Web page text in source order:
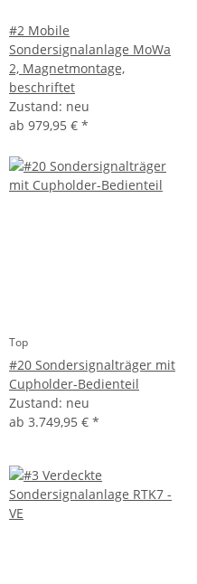
#2 Mobile
Sondersignalanlage MoWa
2, Magnetmontage,
beschriftet
Zustand: neu
ab 979,95 € *
Top
#20 Sondersignalträger mit
Cupholder-Bedienteil
Zustand: neu
ab 3.749,95 € *